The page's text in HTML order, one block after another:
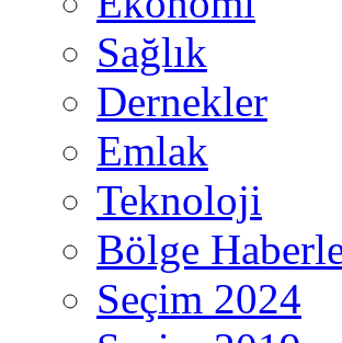
Sağlık
Dernekler
Emlak
Teknoloji
Bölge
Seçim 2024